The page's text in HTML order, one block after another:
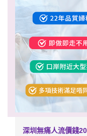
深圳無痛人流價錢